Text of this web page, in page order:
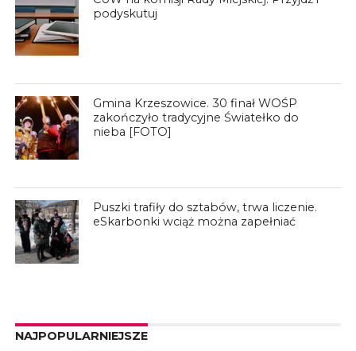
podyskutuj
Gmina Krzeszowice. 30 finał WOŚP
zakończyło tradycyjne Światełko do
nieba [FOTO]
Puszki trafiły do sztabów, trwa liczenie.
eSkarbonki wciąż można zapełniać
NAJPOPULARNIEJSZE